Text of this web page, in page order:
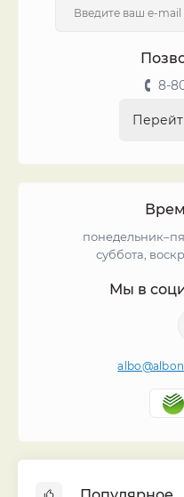
8-
суббота,
Мы в